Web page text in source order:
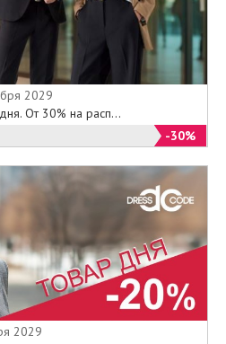
2029
От 30% на расп...
-30%
2029